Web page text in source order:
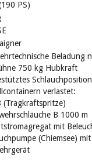
PS)
Beladung
750 kg Hubkraft
verlastet:
(Tragkraftspritze)
B 1000 m
mit
(Chiemsee)